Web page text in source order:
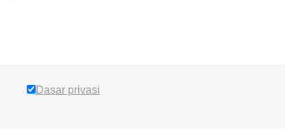
Dasar privasi